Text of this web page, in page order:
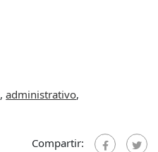
,administrativo,
Compartir: